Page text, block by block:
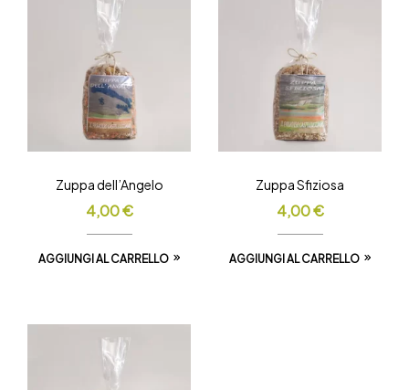
Zuppa dell’Angelo
4,00€
AGGIUNGI AL CARRELLO
Zuppa Sfiziosa
4,00€
AGGIUNGI AL CARRELLO